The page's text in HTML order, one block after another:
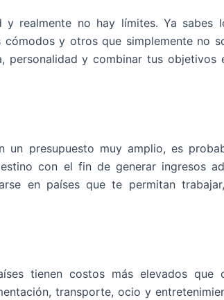
y realmente no hay límites. Ya sabes
cómodos y otros que simplemente no
personalidad y combinar tus objetivos
un presupuesto muy amplio, es
con el fin de generar ingresos
en países que te permitan
tienen costos más elevados que
transporte, ocio y